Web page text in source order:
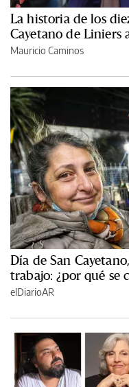
La historia de los
Cayetano de Liniers
Mauricio Caminos
Día de San
trabajo: ¿por qué se
elDiarioAR